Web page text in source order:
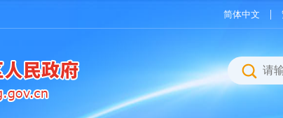
简体中文 |